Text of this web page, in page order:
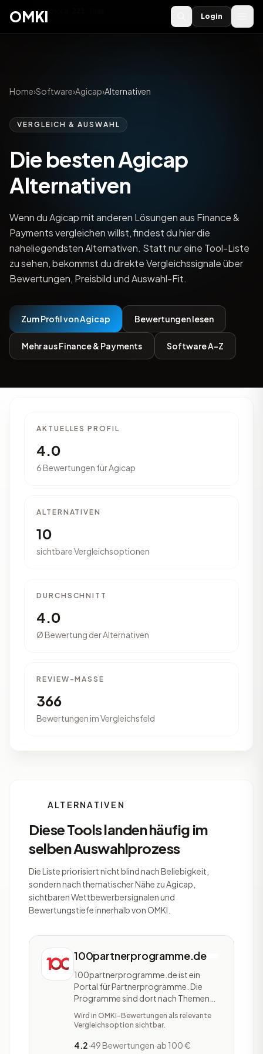
OMKI 2027
OMKI Login
Home›Software›Agicap›Alternativen
VERGLEICH & AUSWAHL
Die besten Agicap
Alternativen
Wenn du Agicap mit anderen Lösungen aus Finance &
Payments vergleichen willst, findest du hier die
naheliegendsten Alternativen. Statt nur eine Tool-Liste
zu sehen, bekommst du direkte Vergleichssignale über
Bewertungen, Preisbild und Auswahl-Fit.
Zum Profil von Agicap Bewertungen lesen
Mehr aus Finance & Payments Software A-Z
AKTUELLES PROFIL
4.0
6 Bewertungen für Agicap
ALTERNATIVEN
10
sichtbare Vergleichsoptionen
DURCHSCHNITT
4.0
Ø Bewertung der Alternativen
REVIEW-MASSE
366
Bewertungen im Vergleichsfeld
ALTERNATIVEN
Diese Tools landen häufig im
selben Auswahlprozess
Die Liste priorisiert nicht blind nach Beliebigkeit,
sondern nach thematischer Nähe zu Agicap,
sichtbaren Wettbewerbersignalen und
Bewertungstiefe innerhalb von OMKI.
100partnerprogramme.de
100partnerprogramme.de ist ein
Portal für Partnerprogramme. Die
Programme sind dort nach Themen
wie Reise, Ernährung, Tierwelt und
Kreditkarten geordnet. Auch nach
auswählen. Das Portal stellt prominent
Wird in OMKI-Bewertungen als relevante
Vergleichsoption sichtbar.
4.2·49 Bewertungen·ab 100 €